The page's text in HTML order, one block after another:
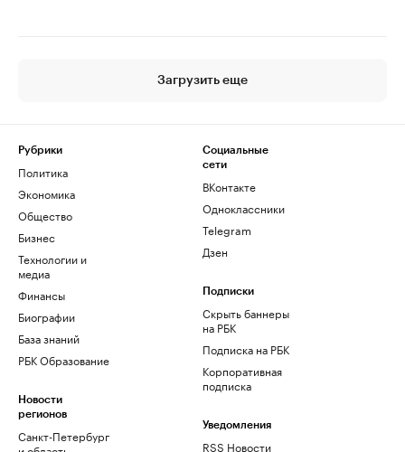
Загрузить еще
Рубрики
Политика
Экономика
Общество
Бизнес
Технологии и
медиа
Финансы
Биографии
База знаний
РБК Образование
Новости
регионов
Санкт-Петербург
Социальные
сети
ВКонтакте
Одноклассники
Telegram
Дзен
Подписки
Скрыть баннеры
на РБК
Подписка на РБК
Корпоративная
подписка
Уведомления
RSS Новости